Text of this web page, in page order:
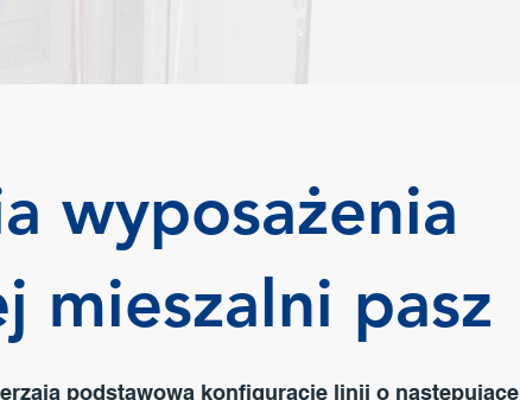
wyposażenia
mieszalni pasz
podstawową konfigurację linii o następujące